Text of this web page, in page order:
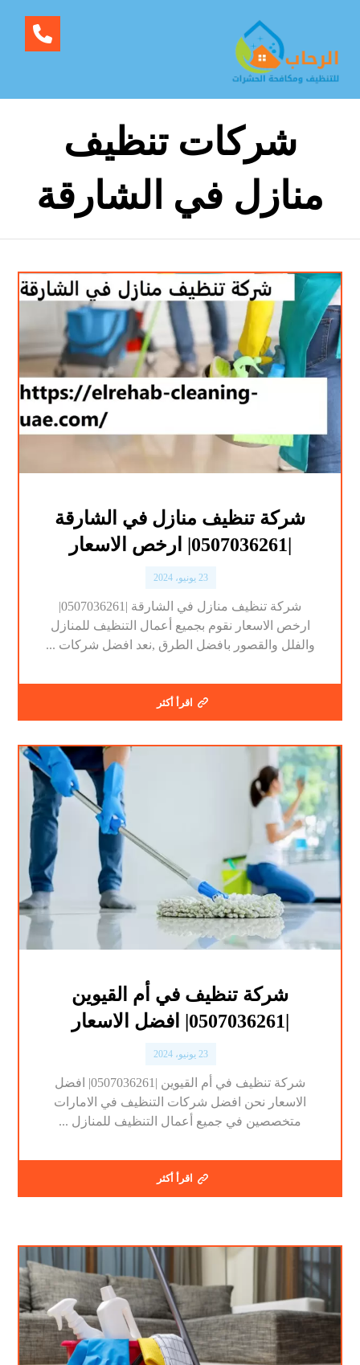
شركات تنظيف
منازل في الشارقة
شركة تنظيف منازل في الشارقة
23 يونيو، 2024
ارخص الاسعار نقوم بجميع أعمال التنظيف للمنازل
والفلل والقصور بافضل الطرق ,نعد افضل شركات ...
اقرأ أكثر
شركة تنظيف في أم القيوين
|0507036261| افضل الاسعار
23 يونيو، 2024
شركة تنظيف في أم القيوين |0507036261| افضل
الاسعار نحن افضل شركات التنظيف في الامارات
متخصصين في جميع أعمال التنظيف للمنازل ...
اقرأ أكثر